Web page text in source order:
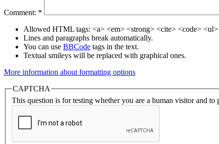
Comment: *
Allowed HTML tags: <a> <em> <strong> <cite> <code>
Lines and paragraphs break automatically.
You can use BBCode tags in the text.
Textual smileys will be replaced with graphical ones.
More information about formatting options
CAPTCHA
This question is for testing whether you are a human visitor and to